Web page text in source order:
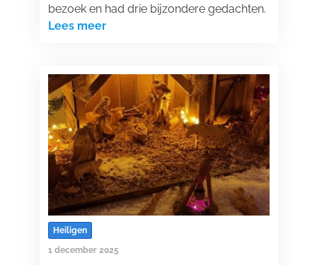
bezoek en had drie bijzondere gedachten.
Lees meer
Heiligen
1 december 2025